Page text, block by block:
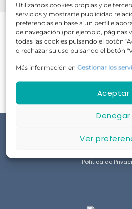
Utilizamos cookies propias y de
servicios y mostrarte publicidad
preferencias en base a un perfil
de navegación (por ejemplo, páginas
todas las cookies pulsando el botón
o rechazar su uso pulsando el botón
Más información enGestionar los
Aceptar
Denegar
Ver
No hay cursos disponibles
Política de